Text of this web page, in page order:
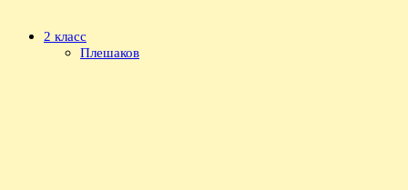
2 класс
Плешаков